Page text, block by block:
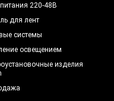
220-48В
для лент
системы
освещением
изделия